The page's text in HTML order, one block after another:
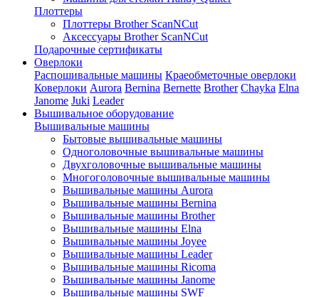
Плоттеры
Плоттеры Brother ScanNCut
Аксессуары Brother ScanNCut
Подарочные сертификаты
Оверлоки
Распошивальные машины Краеобметочные оверлоки
Коверлоки Aurora Bernina Bernette Brother Chayka Elna
Janome Juki Leader
Вышивальное оборудование
Вышивальные машины
Бытовые вышивальные машины
Одноголовочные вышивальные машины
Двухголовочные вышивальные машины
Многоголовочные вышивальные машины
Вышивальные машины Aurora
Вышивальные машины Bernina
Вышивальные машины Brother
Вышивальные машины Elna
Вышивальные машины Joyee
Вышивальные машины Leader
Вышивальные машины Ricoma
Вышивальные машины Janome
Вышивальные машины SWF